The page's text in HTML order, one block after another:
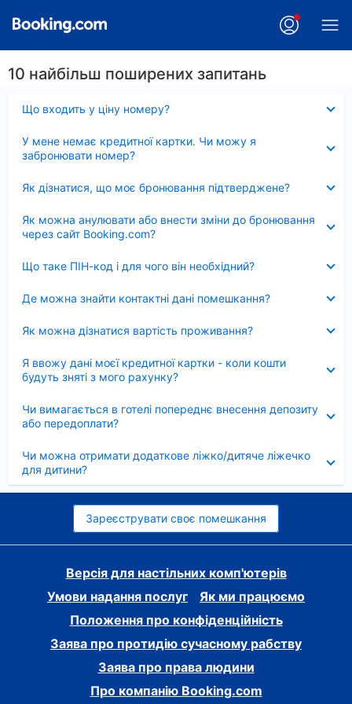
10 найбільш поширених запитань
Що входить у ціну номеру?
У мене немає кредитної картки. Чи можу я
забронювати номер?
Як дізнатися, що моє бронювання підтверджене?
Як можна анулювати або внести зміни до бронювання
через сайт Booking.com?
Що таке ПІН-код і для чого він необхідний?
Де можна знайти контактні дані помешкання?
Як можна дізнатися вартість проживання?
Я ввожу дані моєї кредитної картки - коли кошти
будуть зняті з мого рахунку?
Чи вимагається в готелі попереднє внесення депозиту
або передоплати?
Чи можна отримати додаткове ліжко/дитяче ліжечко
для дитини?
Зареєструвати своє помешкання
Версія для настільних комп'ютерів
Умови надання послуг
Як ми працюємо
Положення про конфіденційність
Заява про протидію сучасному рабству
Заява про права людини
Про компанію Booking.com